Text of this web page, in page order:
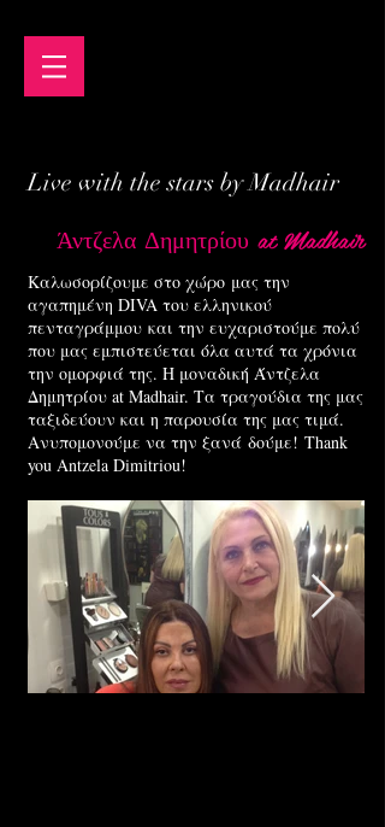
Live with the stars by Madhair
Άντζελα Δημητρίου at Madhair
Καλωσορίζουμε στο χώρο μας την
αγαπημένη DIVA του ελληνικού
πενταγράμμου και την ευχαριστούμε πολύ
που μας εμπιστεύεται όλα αυτά τα χρόνια
την ομορφιά της. Η μοναδική Άντζελα
Δημητρίου at Madhair. Τα τραγούδια της μας
ταξιδεύουν και η παρουσία της μας τιμά.
Ανυπομονούμε να την ξανά δούμε! Thank
you Antzela Dimitriou!